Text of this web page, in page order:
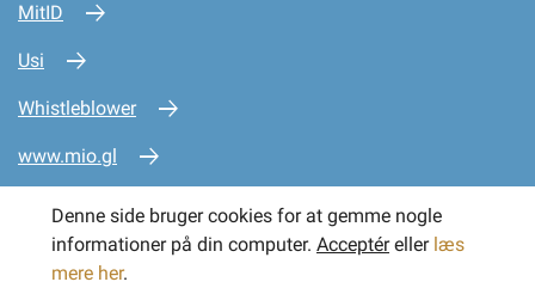
MitID
Usi
Whistleblower
www.mio.gl
www.sullissivik.gl
Denne side bruger cookies for at gemme nogle
informationer på din computer. Acceptéreller læs
mere her.